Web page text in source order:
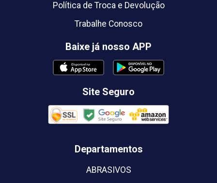
Política de Troca e Devolução
Trabalhe Conosco
Baixe já nosso APP
Site Seguro
Departamentos
ABRASIVOS